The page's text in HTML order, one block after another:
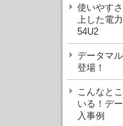
使いやす
上した電
54U2
データマル
登場！
こんなと
いる！デ
入事例